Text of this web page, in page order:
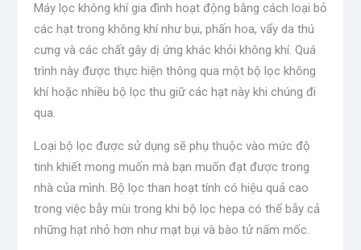
Máy lọc không khí gia đình hoạt động bằng cách loại bỏ
các hạt trong không khí như bụi, phấn hoa, vẩy da thú
cưng và các chất gây dị ứng khác khỏi không khí. Quá
trình này được thực hiện thông qua một bộ lọc không
khí hoặc nhiều bộ lọc thu giữ các hạt này khi chúng đi
qua.
Loại bộ lọc được sử dụng sẽ phụ thuộc vào mức độ
tinh khiết mong muốn mà bạn muốn đạt được trong
nhà của mình. Bộ lọc than hoạt tính có hiệu quả cao
trong việc bẫy mùi trong khi bộ lọc hepacó thể bẫy cả
những hạt nhỏ hơn như mạt bụi và bào tử nấm mốc.